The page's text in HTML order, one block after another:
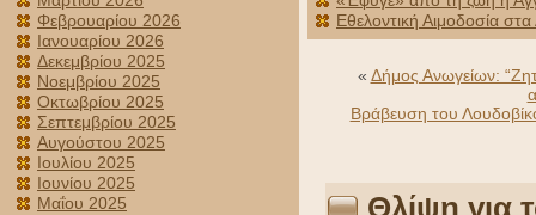
Φεβρουαρίου 2026
Ιανουαρίου 2026
Δεκεμβρίου 2025
Νοεμβρίου 2025
Οκτωβρίου 2025
Σεπτεμβρίου 2025
Αυγούστου 2025
Ιουλίου 2025
Ιουνίου 2025
Μαΐου 2025
Εθελοντική Αιμοδοσία
« Δήμος Ανωγείων:
Βράβευση του